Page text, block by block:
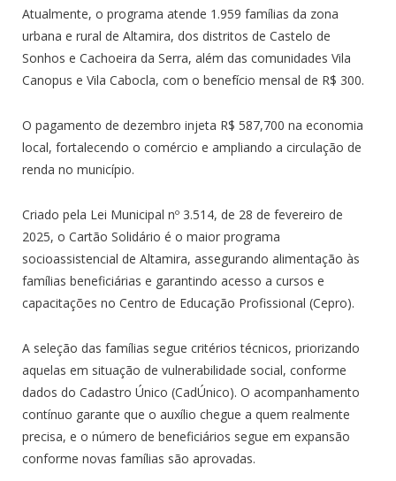
Atualmente, o programa atende 1.959 famílias da zona
urbana e rural de Altamira, dos distritos de Castelo de
Sonhos e Cachoeira da Serra, além das comunidades Vila
Canopus e Vila Cabocla, com o benefício mensal de R$ 300.
O pagamento de dezembro injeta R$ 587,700 na economia
local, fortalecendo o comércio e ampliando a circulação de
renda no município.
Criado pela Lei Municipal nº 3.514, de 28 de fevereiro de
2025, o Cartão Solidário é o maior programa
socioassistencial de Altamira, assegurando alimentação às
famílias beneficiárias e garantindo acesso a cursos e
capacitações no Centro de Educação Profissional (Cepro).
A seleção das famílias segue critérios técnicos, priorizando
aquelas em situação de vulnerabilidade social, conforme
dados do Cadastro Único (CadÚnico). O acompanhamento
contínuo garante que o auxílio chegue a quem realmente
precisa, e o número de beneficiários segue em expansão
conforme novas famílias são aprovadas.